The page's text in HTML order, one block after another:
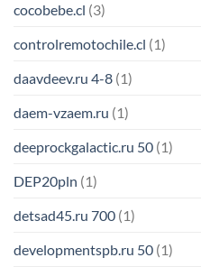
cocobebe.cl (3)
controlremotochile.cl (1)
daavdeev.ru 4-8 (1)
daem-vzaem.ru (1)
deeprockgalactic.ru 50 (1)
DEP20pln (1)
detsad45.ru 700 (1)
developmentspb.ru 50 (1)